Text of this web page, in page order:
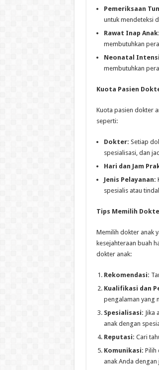
Pemeriksaan
untuk mendeteksi
Rawat Inap Anak:
membutuhkan
Neonatal
membutuhkan
Kuota Pasien
Kuota pasien dokter
seperti:
Dokter: Setiap
spesialisasi, dan
Hari dan Jam
Jenis Pelayanan:
spesialis atau
Tips Memilih
Memilih dokter anak
kesejahteraan buah
dokter anak:
Rekomendasi:
Kualifikasi dan
pengalaman yang
Spesialisasi: Jika
anak dengan
Reputasi: Cari
Komunikasi: Pilih
anak Anda dengan